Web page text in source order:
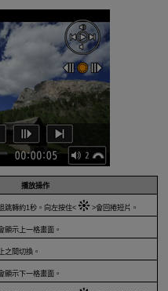
播放操作
跳轉約1秒。向左按住 會回捲短片。
顯示上一格畫面。
之間切換。
顯示下一格畫面。